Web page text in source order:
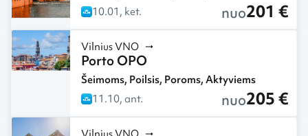
10.01, ket.
nuo201 €
Vilnius VNO
Porto OPO
Šeimoms, Poilsis, Poroms, Aktyviems
11.10, ant.
nuo205 €